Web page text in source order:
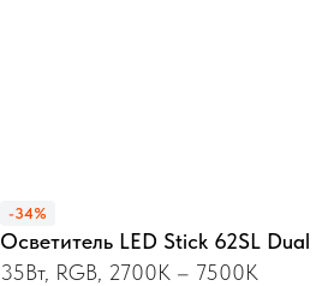
-34%
Осветитель LED Stick 62SL Dual
35Вт, RGB, 2700K – 7500K